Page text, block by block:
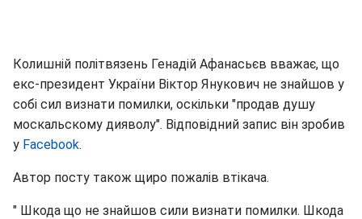
Колишній політвязень Генадій Афанасьєв вважає, що
екс-президент України Віктор Янукович не знайшов у
собі сил визнати помилки, оскільки "продав душу
москальскому дияволу". Відповідний запис він зробив
у Facebook.
Автор посту також щиро пожалів втікача.
" Шкода що не знайшов сили визнати помилки. Шкода